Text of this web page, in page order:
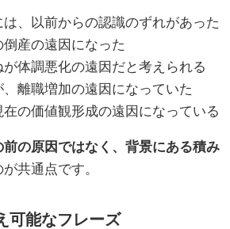
、以前からの認識のずれがあった
産の遠因になった
体調悪化の遠因だと考えられる
離職増加の遠因になっていた
の価値観形成の遠因になっている
前の原因ではなく、背景にある積み
共通点です。
可能なフレーズ